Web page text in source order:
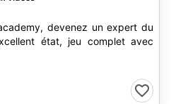
devenez un expert du
état, jeu complet avec